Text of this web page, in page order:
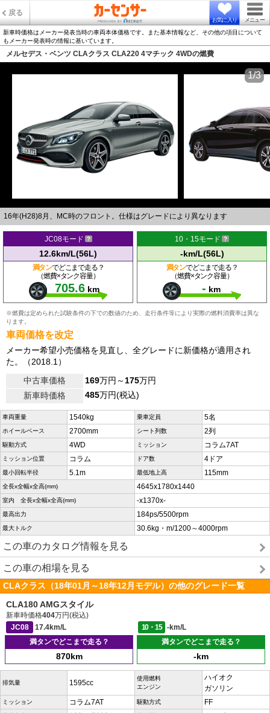
戻る
お気に入り メニュー
新車時価格はメーカー発表当時の車両本体価格です。また基本情報など、その他の項目について
もメーカー発表時の情報に基いています。
メルセデス・ベンツ CLAクラス CLA220 4マチック 4WDの燃費
16年(H28)8月、MC時のフロント。仕様はグレードにより異なります
1/3
JC08モード
12.6km/L(56L)
満タンでどこまで走る？
（燃費×タンク容量）
705.6 km
10・15モード
-km/L(56L)
満タンでどこまで走る？
（燃費×タンク容量）
- km
※燃費は定められた試験条件の下での数値のため、走行条件等により実際の燃料消費率は異な
ります。
車両価格を改定
メーカー希望小売価格を見直し、全グレードに新価格が適用され
た。（2018.1）
中古車価格
169万円～175万円
新車時価格
485万円(税込)
車両重量 1540kg 乗車定員 5名
ホイールベース 2700mm シート列数 2列
駆動方式 4WD ミッション コラム7AT
ミッション位置 コラム ドア数 4ドア
最小回転半径 5.1m 最低地上高 115mm
全長x全幅x全高(mm) 4645x1780x1440
室内 全長x全幅x全高(mm) -x1370x-
最高出力 184ps/5500rpm
最大トルク 30.6kg・m/1200～4000rpm
この車のカタログ情報を見る
この車の相場を見る
CLAクラス（18年01月～18年12月モデル）の他のグレード一覧
CLA180 AMGスタイル
新車時価格404万円(税込)
JC08
17.4km/L 10・15
-km/L
満タンでどこまで走る？
870km
満タンでどこまで走る？
-km
排気量 1595cc
使用燃料
エンジン
ハイオク
ガソリン
ミッション コラム7AT 駆動方式 FF